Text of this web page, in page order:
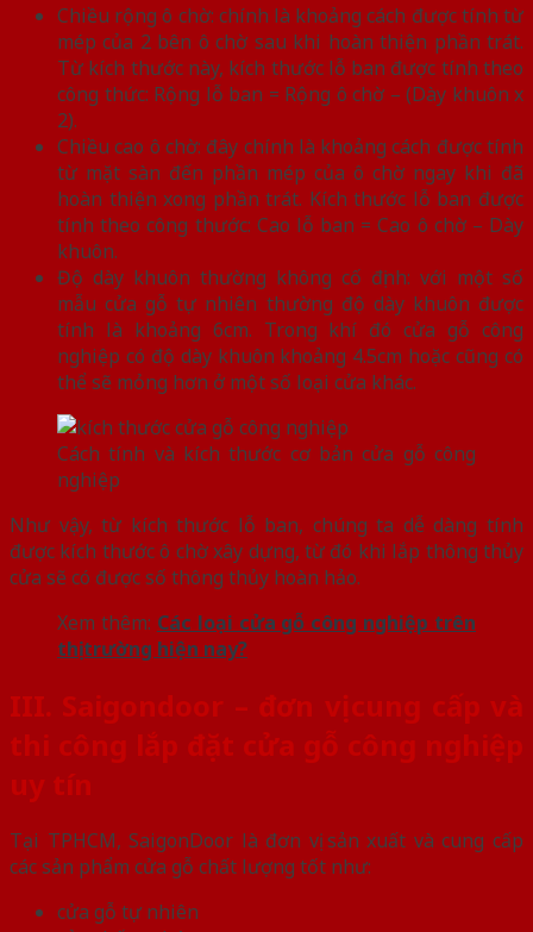
Chiều rộng ô chờ: chính là khoảng cách được tính từ
mép của 2 bên ô chờ sau khi hoàn thiện phần trát.
Từ kích thước này, kích thước lỗ ban được tính theo
công thức: Rộng lỗ ban = Rộng ô chờ – (Dày khuôn x
2).
Chiều cao ô chờ: đây chính là khoảng cách được tính
từ mặt sàn đến phần mép của ô chờ ngay khi đã
hoàn thiện xong phần trát. Kích thước lỗ ban được
tính theo công thước: Cao lỗ ban = Cao ô chờ – Dày
khuôn.
Độ dày khuôn thường không cố định: với một số
mẫu cửa gỗ tự nhiên thường độ dày khuôn được
tính là khoảng 6cm. Trong khí đó cửa gỗ công
nghiệp có độ dày khuôn khoảng 4.5cm hoặc cũng có
thể sẽ mỏng hơn ở một số loại cửa khác.
Cách tính và kích thước cơ bản cửa gỗ công
nghiệp
Như vậy, từ kích thước lỗ ban, chúng ta dễ dàng tính
được kích thước ô chờ xây dựng, từ đó khi lắp thông thủy
cửa sẽ có được số thông thủy hoàn hảo.
Xem thêm: Các loại cửa gỗ công nghiệp trên
thị trường hiện nay?
III. Saigondoor – đơn vị cung cấp và
thi công lắp đặt cửa gỗ công nghiệp
uy tín
Tại TPHCM, SaigonDoor là đơn vị sản xuất và cung cấp
các sản phẩm cửa gỗ chất lượng tốt như:
cửa gỗ tự nhiên